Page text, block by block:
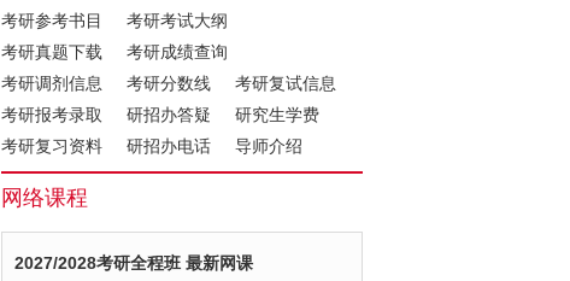
考研参考书目
考研考试大纲
考研真题下载
考研成绩查询
考研调剂信息
考研分数线
考研复试信息
考研报考录取
研招办答疑
研究生学费
考研复习资料
研招办电话 导师介绍
网络课程
2027/2028考研全程班 最新网课